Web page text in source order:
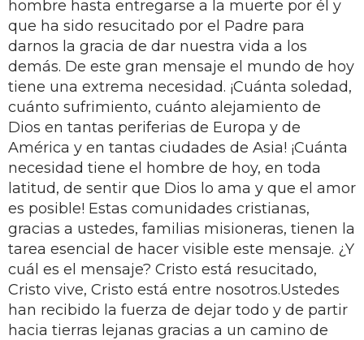
hombre hasta entregarse a la muerte por él y
que ha sido resucitado por el Padre para
darnos la gracia de dar nuestra vida a los
demás. De este gran mensaje el mundo de hoy
tiene una extrema necesidad. ¡Cuánta soledad,
cuánto sufrimiento, cuánto alejamiento de
Dios en tantas periferias de Europa y de
América y en tantas ciudades de Asia! ¡Cuánta
necesidad tiene el hombre de hoy, en toda
latitud, de sentir que Dios lo ama y que el amor
es posible! Estas comunidades cristianas,
gracias a ustedes, familias misioneras, tienen la
tarea esencial de hacer visible este mensaje. ¿Y
cuál es el mensaje? Cristo está resucitado,
Cristo vive, Cristo está entre nosotros.Ustedes
han recibido la fuerza de dejar todo y de partir
hacia tierras lejanas gracias a un camino de